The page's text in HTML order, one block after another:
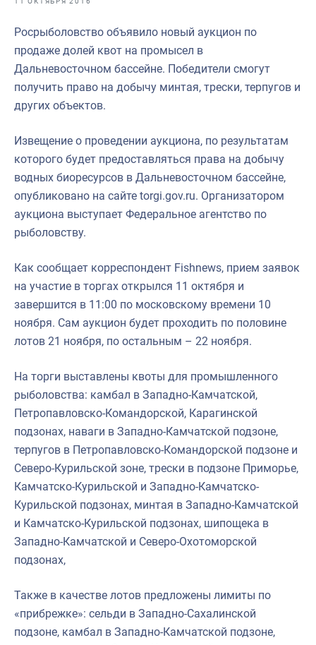
Выставки и конференции
Научно-практическая литература
Рыбоохрана России
Инфографика
Укрепление духовно-нравственных ценностей
События в России и мире
Росрыболовство объявило новый аукцион по
продаже долей квот на промысел в
Дальневосточном бассейне. Победители смогут
получить право на добычу минтая, трески, терпугов и
других объектов.
Извещение о проведении аукциона, по результатам
которого будет предоставляться права на добычу
водных биоресурсов в Дальневосточном бассейне,
опубликовано на сайте torgi.gov.ru. Организатором
аукциона выступает Федеральное агентство по
рыболовству.
Как сообщает корреспондент Fishnews, прием заявок
на участие в торгах открылся 11 октября и
завершится в 11:00 по московскому времени 10
ноября. Сам аукцион будет проходить по половине
лотов 21 ноября, по остальным – 22 ноября.
На торги выставлены квоты для промышленного
рыболовства: камбал в Западно-Камчатской,
Петропавловско-Командорской, Карагинской
подзонах, наваги в Западно-Камчатской подзоне,
терпугов в Петропавловско-Командорской подзоне и
Северо-Курильской зоне, трески в подзоне Приморье,
Камчатско-Курильской и Западно-Камчатско-
Курильской подзонах, минтая в Западно-Камчатской
и Камчатско-Курильской подзонах, шипощека в
Западно-Камчатской и Северо-Охотоморской
подзонах,
Также в качестве лотов предложены лимиты по
«прибрежке»: сельди в Западно-Сахалинской
подзоне, камбал в Западно-Камчатской подзоне,